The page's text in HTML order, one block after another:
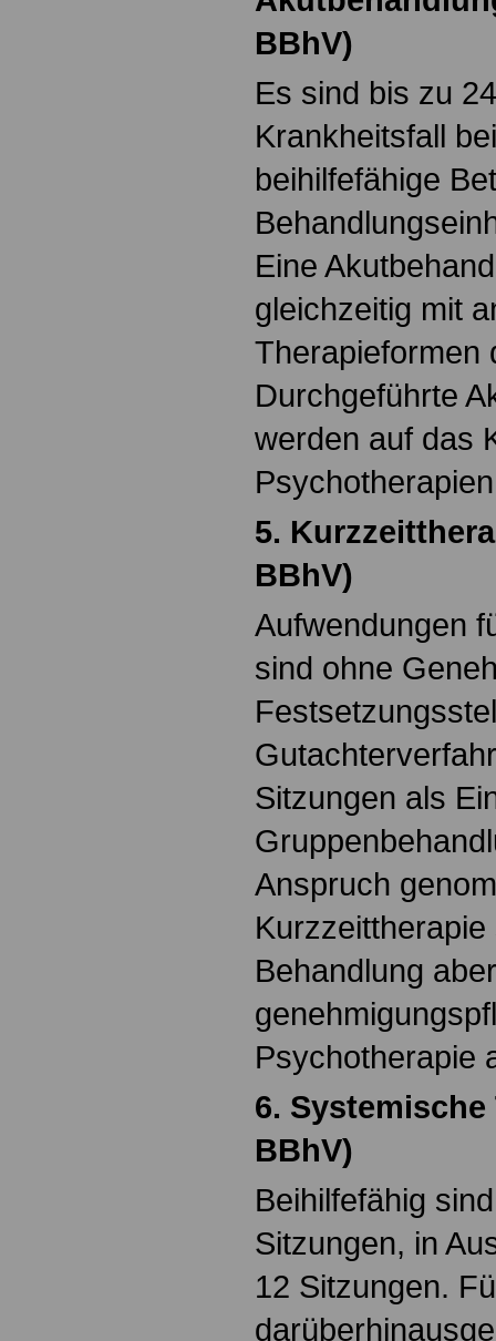
BBhV)
Es sind bis zu
Krankheitsfall
beihilfefähige
Eine
gleichzeitig mit
Therapieformen
Durchgeführte
werden auf das
5.
BBhV)
Aufwendungen
sind ohne
Sitzungen als
Anspruch
Behandlung
Psychotherapie
6. Systemische
BBhV)
Beihilfefähig
Sitzungen, in
12 Sitzungen.